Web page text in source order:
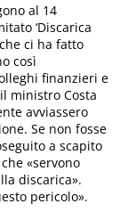
al 14
‘Discarica
ci ha fatto
così
finanzieri e
ministro Costa
avviassero
Se non fosse
a scapito
«servono
discarica».
pericolo».